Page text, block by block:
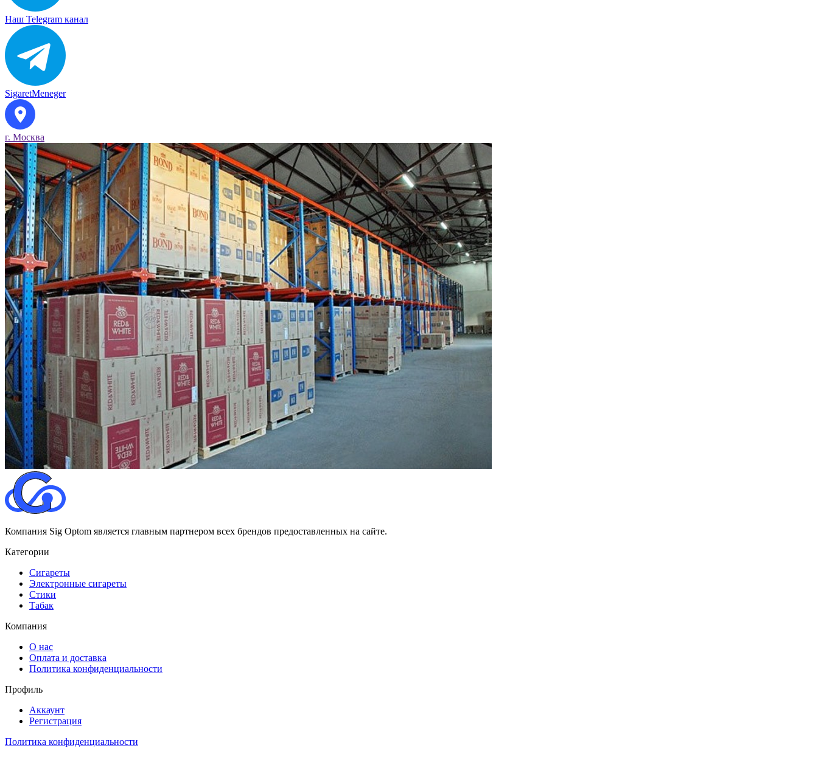
Наш Telegram канал
SigaretMeneger
г. Москва
Компания Sig Optom является главным партнером всех брендов предоставленных на сайте.
Категории
Сигареты
Электронные сигареты
Стики
Табак
Компания
О нас
Оплата и доставка
Политика конфиденциальности
Профиль
Аккаунт
Регистрация
Политика конфиденциальности